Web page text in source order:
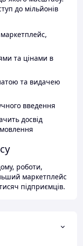
до мільйонів
та цінами в
та видачею
введення
досвід
роботи,
маркетплейс
підприємців.